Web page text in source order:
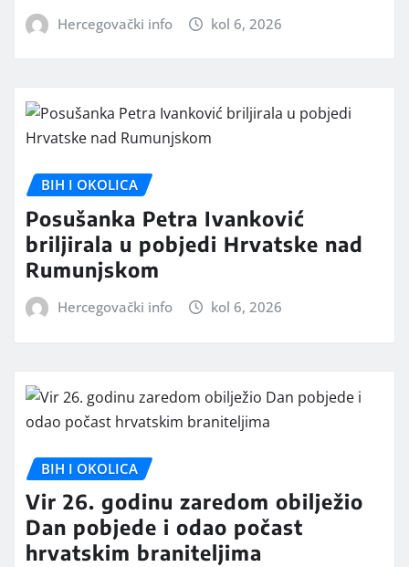
Hercegovački info kol 6, 2026
BIH I OKOLICA
Posušanka Petra Ivanković
briljirala u pobjedi Hrvatske nad
Rumunjskom
Hercegovački info kol 6, 2026
BIH I OKOLICA
Vir 26. godinu zaredom obilježio
Dan pobjede i odao počast
hrvatskim braniteljima